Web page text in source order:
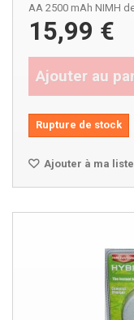
AA 2500 mAh NIMH
15,99 €
Ajouter au
Rupture de stock
Ajouter à ma